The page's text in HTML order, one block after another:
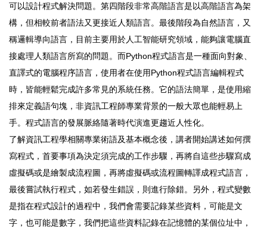
可以設計程式解決問題。第四階段非常高階語言是以高階語言為架
構，但相較前者語法又更接近人類語言。最後階段為自然語言，又
稱邏輯導向語言，目前主要用於人工智能研究領域，能夠讓電腦直
接處理人類語言所寫的問題。而Python程式語言是一種面向對象、
直譯式的電腦程序語言，使用者在使用Python程式語言編輯程式
時，皆能輕鬆完成許多常見的系統任務。它的語法簡單，是使用縮
排來定義語句塊，非資訊工程師專業背景的一般大眾也能輕易上
手。程式語言的發展脈絡隨著時代演進更趨近人性化。
了解資訊工程學相關專業術語及基本概念後，講者開始講述如何撰
寫程式，首要事項為決定須完成的工作步驟，再將自這些步驟寫成
虛擬碼或是繪製成流程圖，再將虛擬碼或流程圖轉譯成程式語言，
最後嘗試執行程式，如若發生錯誤，則進行除錯。另外，程式變數
是指在程式設計的過程中，我們會需要記錄某些資料，可能是文
字，也可能是數字，我們把這些資料記錄在記憶體的某個位址中，